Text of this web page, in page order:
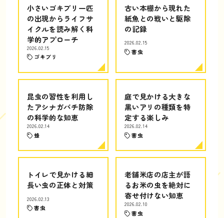
小さいゴキブリ一匹
の出現からライフサ
イクルを読み解く科
学的アプローチ
2026.02.15
ゴキブリ
古い本棚から現れた
紙魚との戦いと駆除
の記録
2026.02.15
害虫
昆虫の習性を利用し
たアシナガバチ防除
の科学的な知恵
2026.02.14
蜂
庭で見かける大きな
黒いアリの種類を特
定する楽しみ
2026.02.14
害虫
トイレで見かける細
長い虫の正体と対策
2026.02.13
害虫
老舗米店の店主が語
るお米の虫を絶対に
寄せ付けない知恵
2026.02.10
害虫